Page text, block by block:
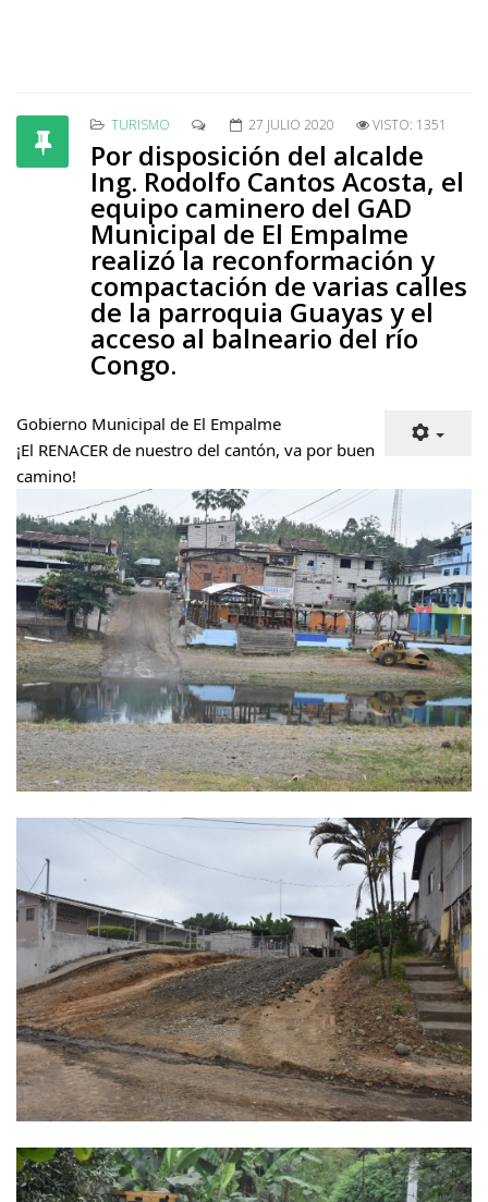
Por disposición del alcalde
Ing. Rodolfo Cantos Acosta, el
equipo caminero del GAD
Municipal de El Empalme
realizó la reconformación y
compactación de varias calles
de la parroquia Guayas y el
acceso al balneario del río
Congo.
¡El RENACER de nuestro del cantón, va por buen
camino!